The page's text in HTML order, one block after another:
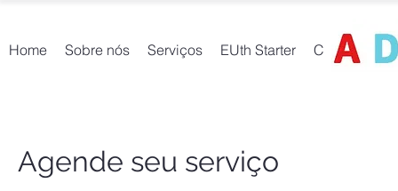
Home Sobre nós Serviços EUth Starter Contactos
Agende seu serviço